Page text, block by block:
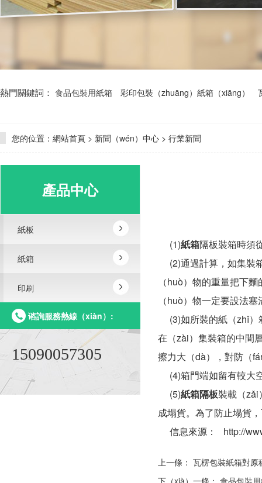
熱門關鍵詞： 食品包裝用紙箱 彩印包裝（zhuāng）紙箱（xiāng）
您的位置： 網站首頁 > 新聞（wén）中心 > 行業新聞
產品中心
紙板
紙箱
印刷
谘詢服務熱線（xiàn）:
15090057305
(1)紙箱隔板裝箱時須
(2)通過計算，如集裝
（huò）物的重量把下
（huò）物一定要設法
(3)如所裝的紙（zhǐ）
在（zài）集裝箱的中間
擦力大（dà），對防（
(4)箱門端如留有較大
(5)紙箱隔板裝載（zǎi
成塌貨。為了防止塌貨
信息來源： http://
上一條： 瓦楞包裝紙箱對原
下（xià）一條： 食品包裝